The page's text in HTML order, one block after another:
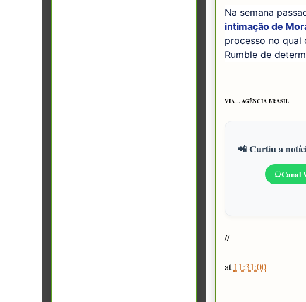
Na semana
intimação de
processo no qual
Rumble de
VIA… AGÊNCIA BRASIL
📲 Curtiu a
Canal
//
at 11:31:00